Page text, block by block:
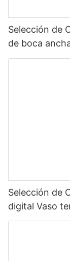
Selección de
de boca
botella de
Selección de
digital Vaso
inteligente de